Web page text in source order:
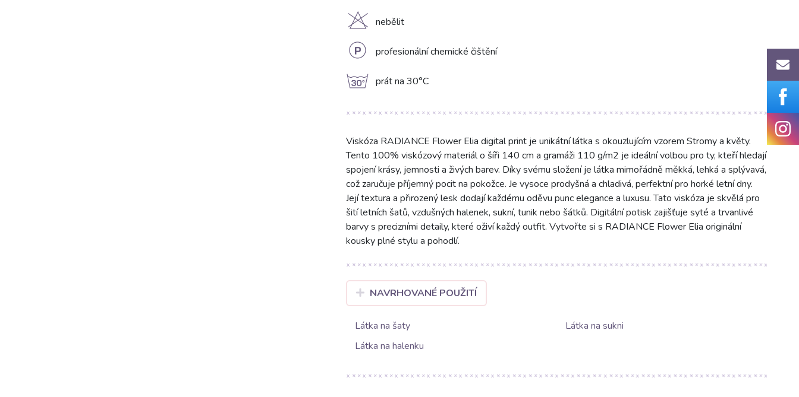
H nebělit
L profesionální chemické čištění
g prát na 30°C
Viskóza RADIANCE Flower Elia digital print je unikátní látka s okouzlujícím vzorem Stromy a květy.
Tento 100% viskózový materiál o šíři 140 cm a gramáži 110 g/m2 je ideální volbou pro ty, kteří hledají
spojení krásy, jemnosti a živých barev. Díky svému složení je látka mimořádně měkká, lehká a splývavá,
což zaručuje příjemný pocit na pokožce. Je vysoce prodyšná a chladivá, perfektní pro horké letní dny.
Její textura a přirozený lesk dodají každému oděvu punc elegance a luxusu. Tato viskóza je skvělá pro
šití letních šatů, vzdušných halenek, sukní, tunik nebo šátků. Digitální potisk zajišťuje syté a trvanlivé
barvy s precizními detaily, které oživí každý outfit. Vytvořte si s RADIANCE Flower Elia originální
kousky plné stylu a pohodlí.
NAVRHOVANÉ POUŽITÍ
Látka na šaty
Látka na sukni
Látka na halenku